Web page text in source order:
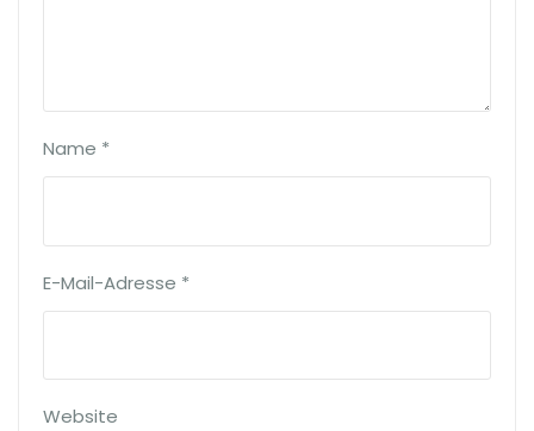
Name *
E-Mail-Adresse *
Website